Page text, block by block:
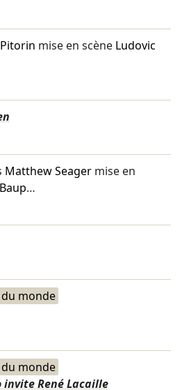
mise en scène Ludovic
Matthew Seagermise en
…
monde
monde
invite René Lacaille